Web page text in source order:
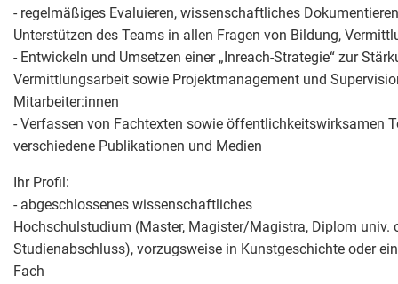
- regelmäßiges Evaluieren, wissenschaftliches
Unterstützen des Teams in allen Fragen von Bildung,
- Entwickeln und Umsetzen einer „Inreach-Strategie“ zur
Vermittlungsarbeit sowie Projektmanagement und
Mitarbeiter:innen
- Verfassen von Fachtexten sowie öffentlichkeitswirksamen
verschiedene Publikationen und Medien
Ihr Profil:
- abgeschlossenes wissenschaftliches
Hochschulstudium (Master, Magister/Magistra, Diplom univ.
Studienabschluss), vorzugsweise in Kunstgeschichte oder
Fach